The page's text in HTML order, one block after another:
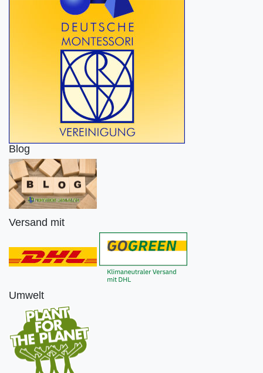
Blog
Versand mit
Umwelt